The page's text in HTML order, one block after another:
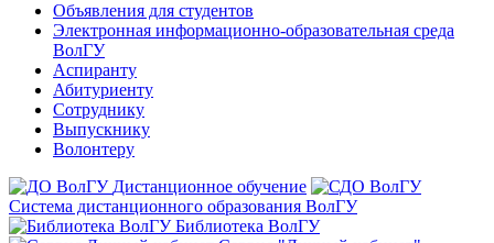
Объявления для студентов
Электронная информационно-образовательная среда
ВолГУ
Аспиранту
Абитуриенту
Сотруднику
Выпускнику
Волонтеру
Дистанционное обучение
Система дистанционного образования ВолГУ
Библиотека ВолГУ